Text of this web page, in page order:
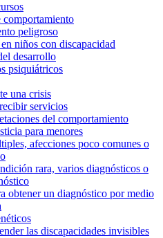
comportamiento
peligroso
niños con discapacidad
desarrollo
psiquiátricos
una crisis
servicios
del comportamiento
para menores
afecciones poco comunes o
rara, varios diagnósticos o
obtener un diagnóstico por medio
las discapacidades invisibles